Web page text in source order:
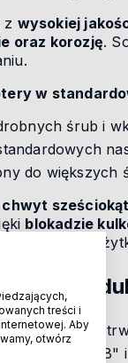
z wysokiej
oraz korozję.
w
śrub i
do większych
chwyt
blokadzie
jakość i
– 1/4", 3/8"
treści i
Aby
otwórz